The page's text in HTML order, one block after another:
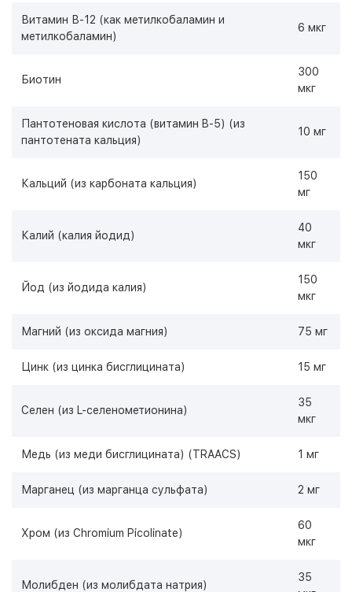
Витамин В-12 (как метилкобаламин и
метилкобаламин)
6 мкг
Биотин
300
мкг
Пантотеновая кислота (витамин B-5) (из
пантотената кальция)
10 мг
Кальций (из карбоната кальция)
150
мг
Калий (калия йодид)
40
мкг
Йод (из йодида калия)
150
мкг
Магний (из оксида магния) 75 мг
Цинк (из цинка бисглицината) 15 мг
Селен (из L-селенометионина)
35
мкг
Медь (из меди бисглицината) (TRAACS) 1 мг
Марганец (из марганца сульфата) 2 мг
Хром (из Chromium Picolinate)
60
мкг
Молибден (из молибдата натрия)
35